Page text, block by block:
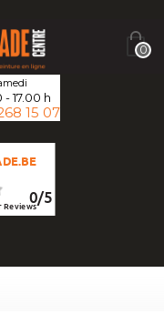
0
17.00 h
15 07
0/5
Reviews